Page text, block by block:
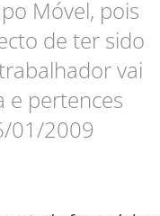
Móvel, pois
de ter sido
vai
e pertences
01/2009